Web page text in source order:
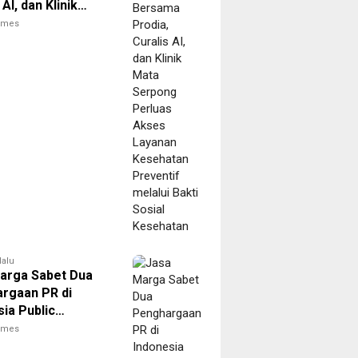
dan Klinik
Perluas
Sabet Dua
PR di
Public
Summit 2026